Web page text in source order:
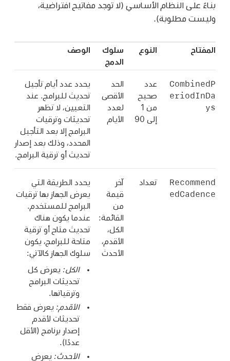
بناءً على النظام الأساسي (لا توجد مفاتيح افتراضية،
وليست مطلوبة).
المفتاح النوع
سلوك
الدمج
الوصف
CombinedP
eriodInDa
ys
عدد
صحيح
من 1
إلى 90
الحد
الأقصى
لعدد
الأيام
يحدد عدد أيام تأجيل
تحديث للبرامج. عند
التعيين، لا تظهر
تحديثات وترقيات
البرامج إلا بعد التأجيل
المحدد، وذلك بعد إصدار
تحديث أو ترقية البرامج.
Recommend
edCadence
تعداد
آخر
قيمة
من
القائمة:
الكل،
الأقدم،
الأحدث
يحدد الطريقة التي
يعرض الجهاز بها ترقيات
البرامج للمستخدم.
عندما يكون هناك
تحديث متاح أو ترقية
متاحة للبرامج، يكون
سلوك الجهاز كالآتي:
الكل: يعرض كل
تحديثات البرامج
وترقياتها.
الأقدم: يعرض فقط
تحديثات لأقدم
إصدار برنامج (الأقل
عددًا).
الأحدث: يعرض